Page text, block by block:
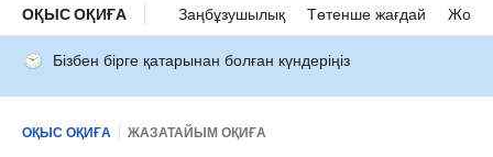
ОҚЫС ОҚИҒА Заңбұзушылық Төтенше жағдай Жол
Бізбен бірге қатарынан болған күндеріңіз
ОҚЫС ОҚИҒА ЖАЗАТАЙЫМ ОҚИҒА